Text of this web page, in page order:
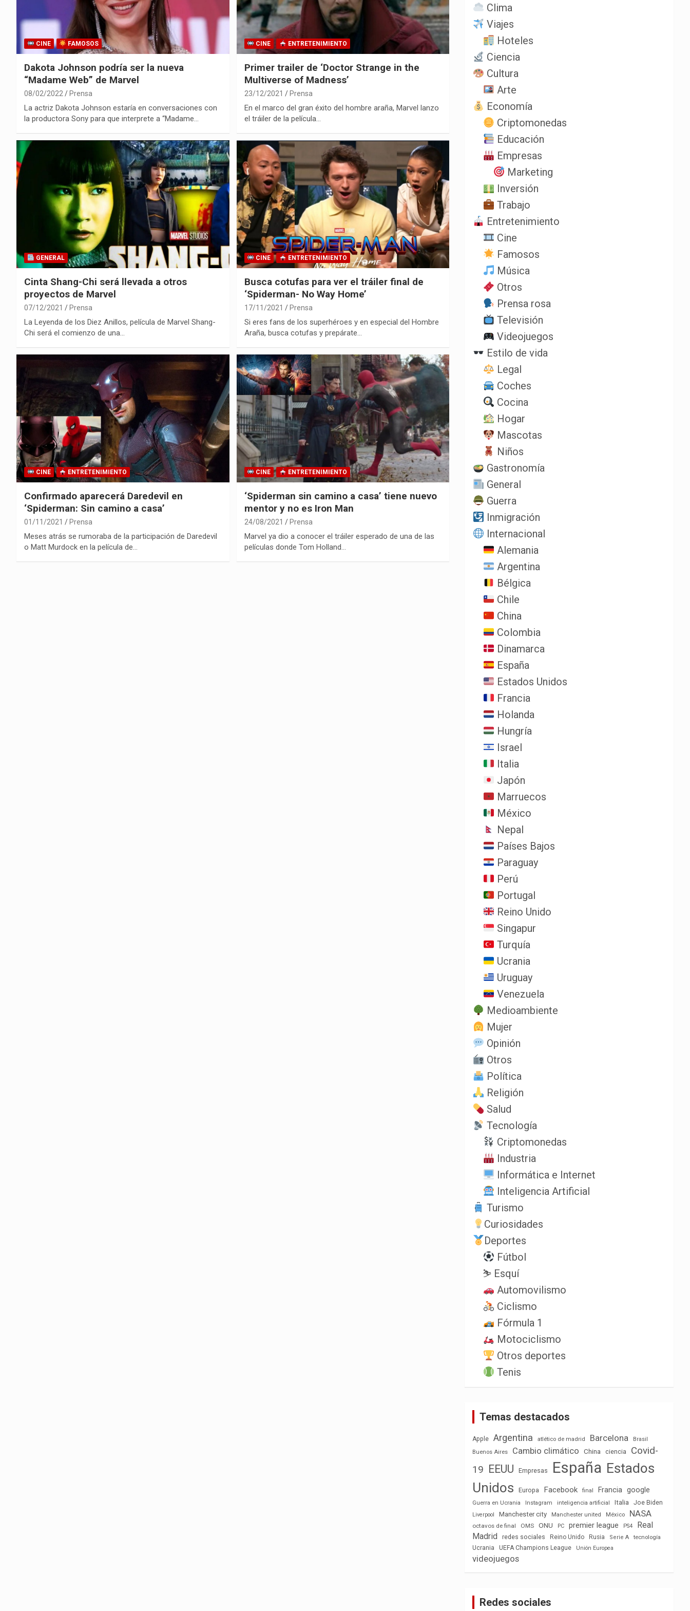
CINE FAMOSOS
Dakota Johnson podría ser la nueva
“Madame Web” de Marvel
08/02/2022 Prensa
La actriz Dakota Johnson estaría en conversaciones con
la productora Sony para que interprete a “Madame…
CINE ENTRETENIMIENTO
Primer trailer de ‘Doctor Strange in the
Multiverse of Madness’
23/12/2021 Prensa
En el marco del gran éxito del hombre araña, Marvel lanzo
el tráiler de la película…
GENERAL
Cinta Shang-Chi será llevada a otros
proyectos de Marvel
07/12/2021 Prensa
La Leyenda de los Diez Anillos, película de Marvel Shang-
Chi será el comienzo de una…
CINE ENTRETENIMIENTO
Busca cotufas para ver el tráiler final de
‘Spiderman- No Way Home’
17/11/2021 Prensa
Si eres fans de los superhéroes y en especial del Hombre
Araña, busca cotufas y prepárate…
CINE ENTRETENIMIENTO
Confirmado aparecerá Daredevil en
‘Spiderman: Sin camino a casa’
01/11/2021 Prensa
Meses atrás se rumoraba de la participación de Daredevil
o Matt Murdock en la película de…
CINE ENTRETENIMIENTO
‘Spiderman sin camino a casa’ tiene nuevo
mentor y no es Iron Man
24/08/2021 Prensa
Marvel ya dio a conocer el tráiler esperado de una de las
películas donde Tom Holland…
Clima
Viajes
Hoteles
Ciencia
Cultura
Arte
Economía
Criptomonedas
Educación
Empresas
Marketing
Inversión
Trabajo
Entretenimiento
Cine
Famosos
Música
Otros
Prensa rosa
Televisión
Videojuegos
Estilo de vida
Legal
Coches
Cocina
Hogar
Mascotas
Niños
Gastronomía
General
Guerra
Inmigración
Internacional
Alemania
Argentina
Bélgica
Chile
China
Colombia
Dinamarca
España
Estados Unidos
Francia
Holanda
Hungría
Israel
Italia
Japón
Marruecos
México
Nepal
Países Bajos
Paraguay
Perú
Portugal
Reino Unido
Singapur
Turquía
Ucrania
Uruguay
Venezuela
Medioambiente
Mujer
Opinión
Otros
Política
Religión
Salud
Tecnología
Criptomonedas
Industria
Informática e Internet
Inteligencia Artificial
Turismo
Curiosidades
Deportes
Fútbol
⛷️ Esquí
Automovilismo
Ciclismo
Fórmula 1
Motociclismo
Otros deportes
Tenis
Temas destacados
Apple Argentina atlético de madrid Barcelona
Brasil
Buenos Aires
Cambio climático China ciencia
Covid-
19
EEUU Empresas España Estados
Unidos
Europa Facebook final Francia google
Guerra en Ucrania Instagram inteligencia artificial Italia Joe Biden
Liverpool Manchester city Manchester united México NASA
octavos de final OMS ONU PC premier league PS4
Real
Madrid
redes sociales Reino Unido Rusia Serie A
tecnología
Ucrania
UEFA Champions League Unión Europea
videojuegos
Redes sociales